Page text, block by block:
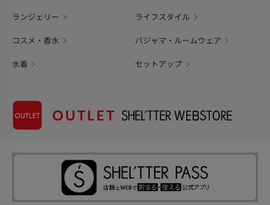
ランジェリー ライフスタイル
コスメ・香水 パジャマ・ルームウェア
水着 セットアップ